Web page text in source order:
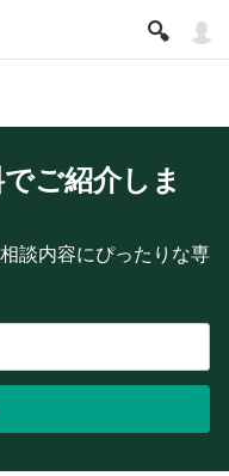
ご紹介しま
談内容にぴったりな専